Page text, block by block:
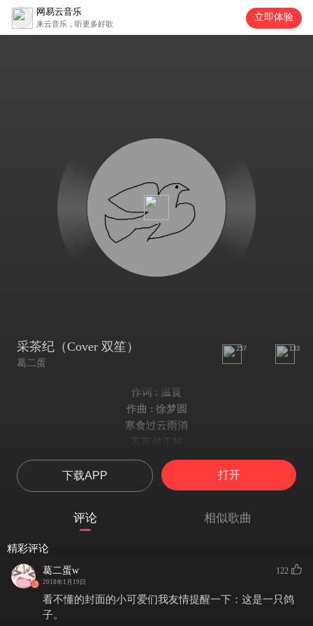
网易云音乐
来云音乐，听更多好歌
立即体验
采茶纪（Cover 双笙）
葛二蛋
257 133
作词 : 温莨
作曲 : 徐梦圆
寒食过云雨消
不夜侯正好
又是一年采茶时节暖阳照
风追着蝴蝶跑
谁家种红苕
容我睡一觉
下载APP 打开
评论 相似歌曲
精彩评论
葛二蛋w
2018年1月19日
122
看不懂的封面的小可爱们我友情提醒一下：这是一只鸽
子。